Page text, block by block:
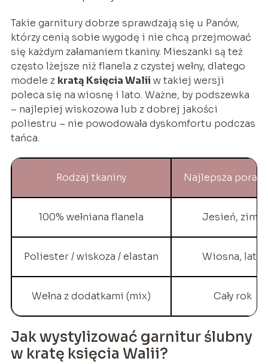
Takie garnitury dobrze sprawdzają się u Panów,
którzy cenią sobie wygodę i nie chcą przejmować
się każdym załamaniem tkaniny. Mieszanki są też
często lżejsze niż flanela z czystej wełny, dlatego
modele z kratą Księcia Walii w takiej wersji
poleca się na wiosnę i lato. Ważne, by podszewka
– najlepiej wiskozowa lub z dobrej jakości
poliestru – nie powodowała dyskomfortu podczas
tańca.
Rodzaj tkaniny Najlepsza pora
100% wełniana flanela Jesień, zima
Poliester / wiskoza / elastan Wiosna, lato
Wełna z dodatkami (mix) Cały rok
Jak wystylizować garnitur ślubny
w kratę księcia Walii?